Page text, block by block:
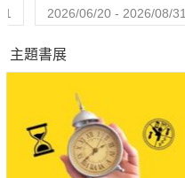
2026/06/20 - 2026/08/31
主題書展